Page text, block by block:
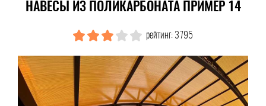
НАВЕСЫ ИЗ ПОЛИКАРБОНАТА ПРИМЕР 14
рейтинг: 3795